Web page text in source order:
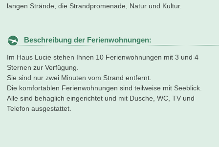
langen Strände, die Strandpromenade, Natur und Kultur.
Beschreibung der Ferienwohnungen:
Im Haus Lucie stehen Ihnen 10 Ferienwohnungen mit 3 und 4
Sternen zur Verfügung.
Sie sind nur zwei Minuten vom Strand entfernt.
Die komfortablen Ferienwohnungen sind teilweise mit Seeblick.
Alle sind behaglich eingerichtet und mit Dusche, WC, TV und
Telefon ausgestattet.